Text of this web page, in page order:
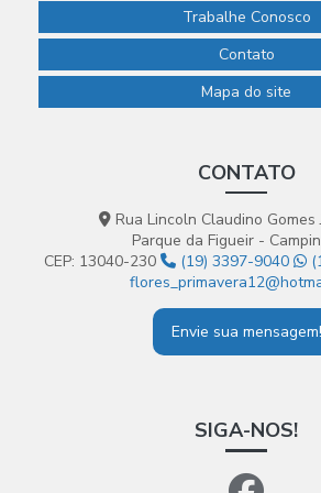
Trabalhe Conosco
Contato
Mapa do site
CONTATO
Rua Lincoln Claudino Gomes
Parque da Figueir -
CEP: 13040-230
(19) 3397-9040
Envie sua mensagem!
SIGA-NOS!